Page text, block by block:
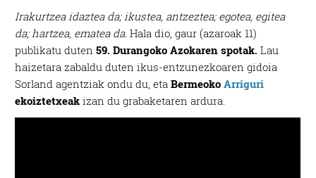
Irakurtzea idaztea da; ikustea, antzeztea; egotea, egitea
da; hartzea, ematea da.Hala dio, gaur (azaroak 11)
publikatu duten59. Durangoko Azokaren spotak. Lau
haizetara zabaldu duten ikus-entzunezkoaren gidoia
Sorland agentziak ondu du, eta BermeokoArriguri
ekoiztetxeak izan du grabaketaren ardura.